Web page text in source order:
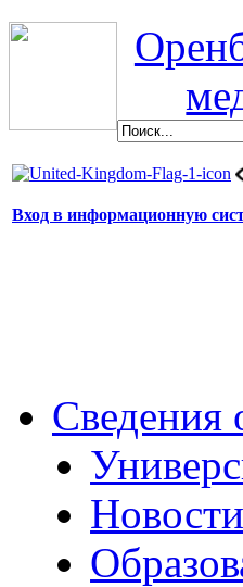
Вход в информационную
Сведения
Новости